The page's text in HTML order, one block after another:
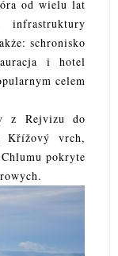
od wielu lat
schronisko
i hotel
celem
z Rejvizu do
Křížový vrch,
pokryte